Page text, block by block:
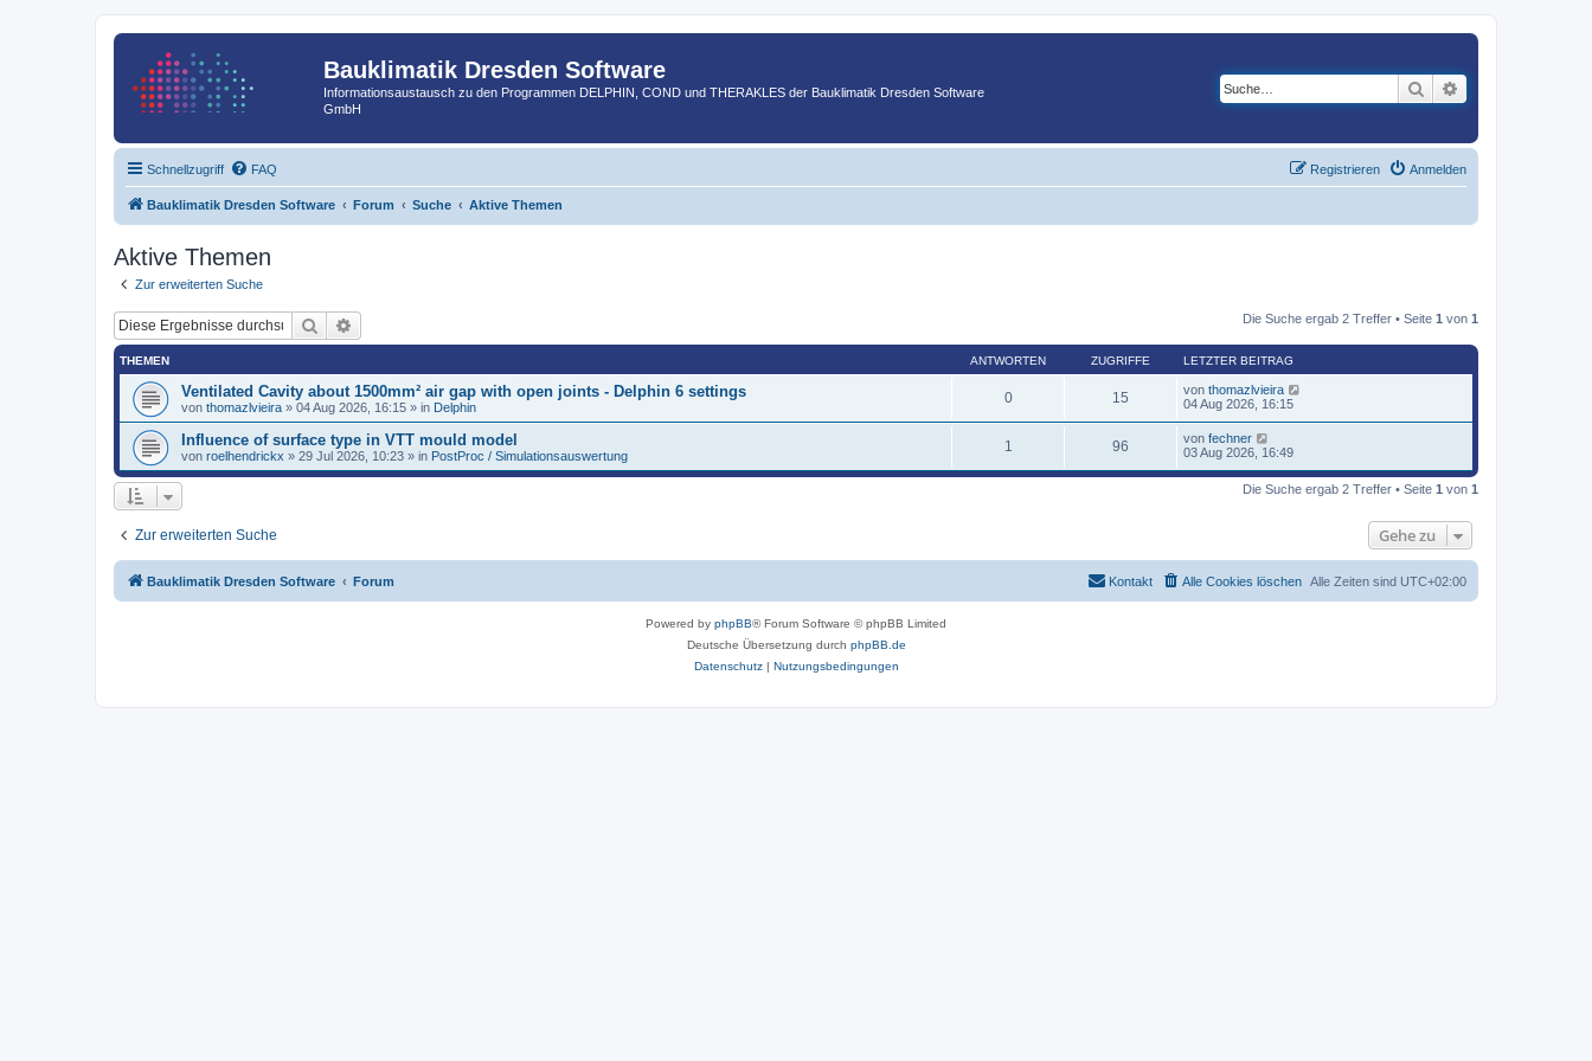
Bauklimatik Dresden Software
Informationsaustausch zu den Programmen DELPHIN, COND und THERAKLES der Bauklimatik Dresden Software
GmbH
Suche
Schnellzugriff FAQ Anmelden
Registrieren
Bauklimatik Dresden Software Forum Suche Aktive Themen
Aktive Themen
Zur erweiterten Suche
Suche Die Suche ergab 2 Treffer • Seite 1 von 1
THEMEN ANTWORTEN ZUGRIFFE LETZTER BEITRAG
Ventilated Cavity about 1500mm² air gap with open joints - Delphin 6 settings
von thomazlvieira » 04 Aug 2026, 16:15 » in Delphin
0 15 von thomazlvieira
04 Aug 2026, 16:15
Influence of surface type in VTT mould model
von roelhendrickx » 29 Jul 2026, 10:23 » in PostProc / Simulationsauswertung
1 96 von fechner
03 Aug 2026, 16:49
Die Suche ergab 2 Treffer • Seite 1 von 1
Zur erweiterten Suche Gehe zu
Bauklimatik Dresden Software Forum Alle Zeiten sind UTC+02:00
Alle Cookies löschen
Kontakt
Powered by phpBB® Forum Software © phpBB Limited
Deutsche Übersetzung durch phpBB.de
Datenschutz| Nutzungsbedingungen